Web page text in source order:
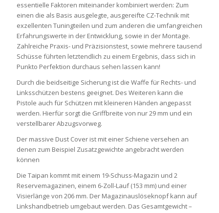
essentielle Faktoren miteinander kombiniert werden: Zum
einen die als Basis ausgelegte, ausgereifte CZ-Technik mit
exzellenten Tuningteilen und zum anderen die umfangreichen
Erfahrungswerte in der Entwicklung, sowie in der Montage.
Zahlreiche Praxis- und Präzisionstest, sowie mehrere tausend
Schüsse führten letztendlich zu einem Ergebnis, dass sich in
Punkto Perfektion durchaus sehen lassen kann!
Durch die beidseitige Sicherung ist die Waffe für Rechts- und
Linksschützen bestens geeignet. Des Weiteren kann die
Pistole auch für Schützen mit kleineren Händen angepasst
werden. Hierfür sorgt die Griffbreite von nur 29 mm und ein
verstellbarer Abzugsvorweg.
Der massive Dust Cover ist mit einer Schiene versehen an
denen zum Beispiel Zusatzgewichte angebracht werden
können
Die Taipan kommt mit einem 19-Schuss-Magazin und 2
Reservemagazinen, einem 6-Zoll-Lauf (153 mm) und einer
Visierlänge von 206 mm. Der Magazinauslöseknopf kann auf
Linkshandbetrieb umgebaut werden. Das Gesamtgewicht –